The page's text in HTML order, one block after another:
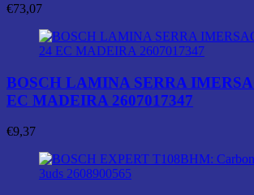
€73,07
BOSCH LAMINA SERRA
EC MADEIRA 2607017347
€9,37